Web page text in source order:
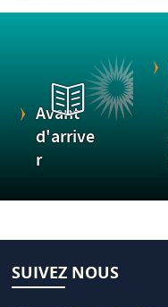
Avant
d'arrive
r
SUIVEZ NOUS